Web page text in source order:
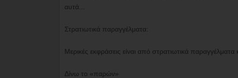
αυτά...
Στρατιωτικά παραγγέλματα:
Μερικές εκφράσεις είναι από στρατιωτικά
Δίνω το «παρών»